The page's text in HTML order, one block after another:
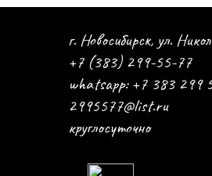
г. Новосибирск, ул.
+7 (383) 299-55-77
whatsapp: +7 383 299
2995577@list.ru
круглосуточно